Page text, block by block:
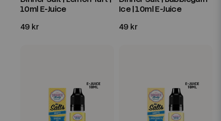
10ml E-Juice
49 kr
Ice | 10ml E-Juice
49 kr